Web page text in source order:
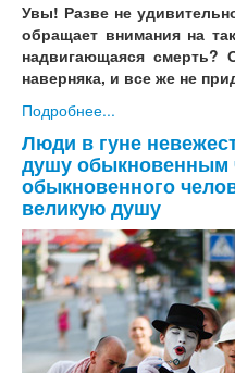
Увы! Разве не
обращает внимания на
надвигающаяся смерть?
наверняка, и все же не
Подробнее...
Люди в гуне
душу обыкновенным
обыкновенного
великую душу